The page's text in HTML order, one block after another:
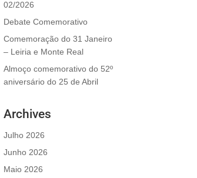
02/2026
Debate Comemorativo
Comemoração do 31 Janeiro
– Leiria e Monte Real
Almoço comemorativo do 52º
aniversário do 25 de Abril
Archives
Julho 2026
Junho 2026
Maio 2026